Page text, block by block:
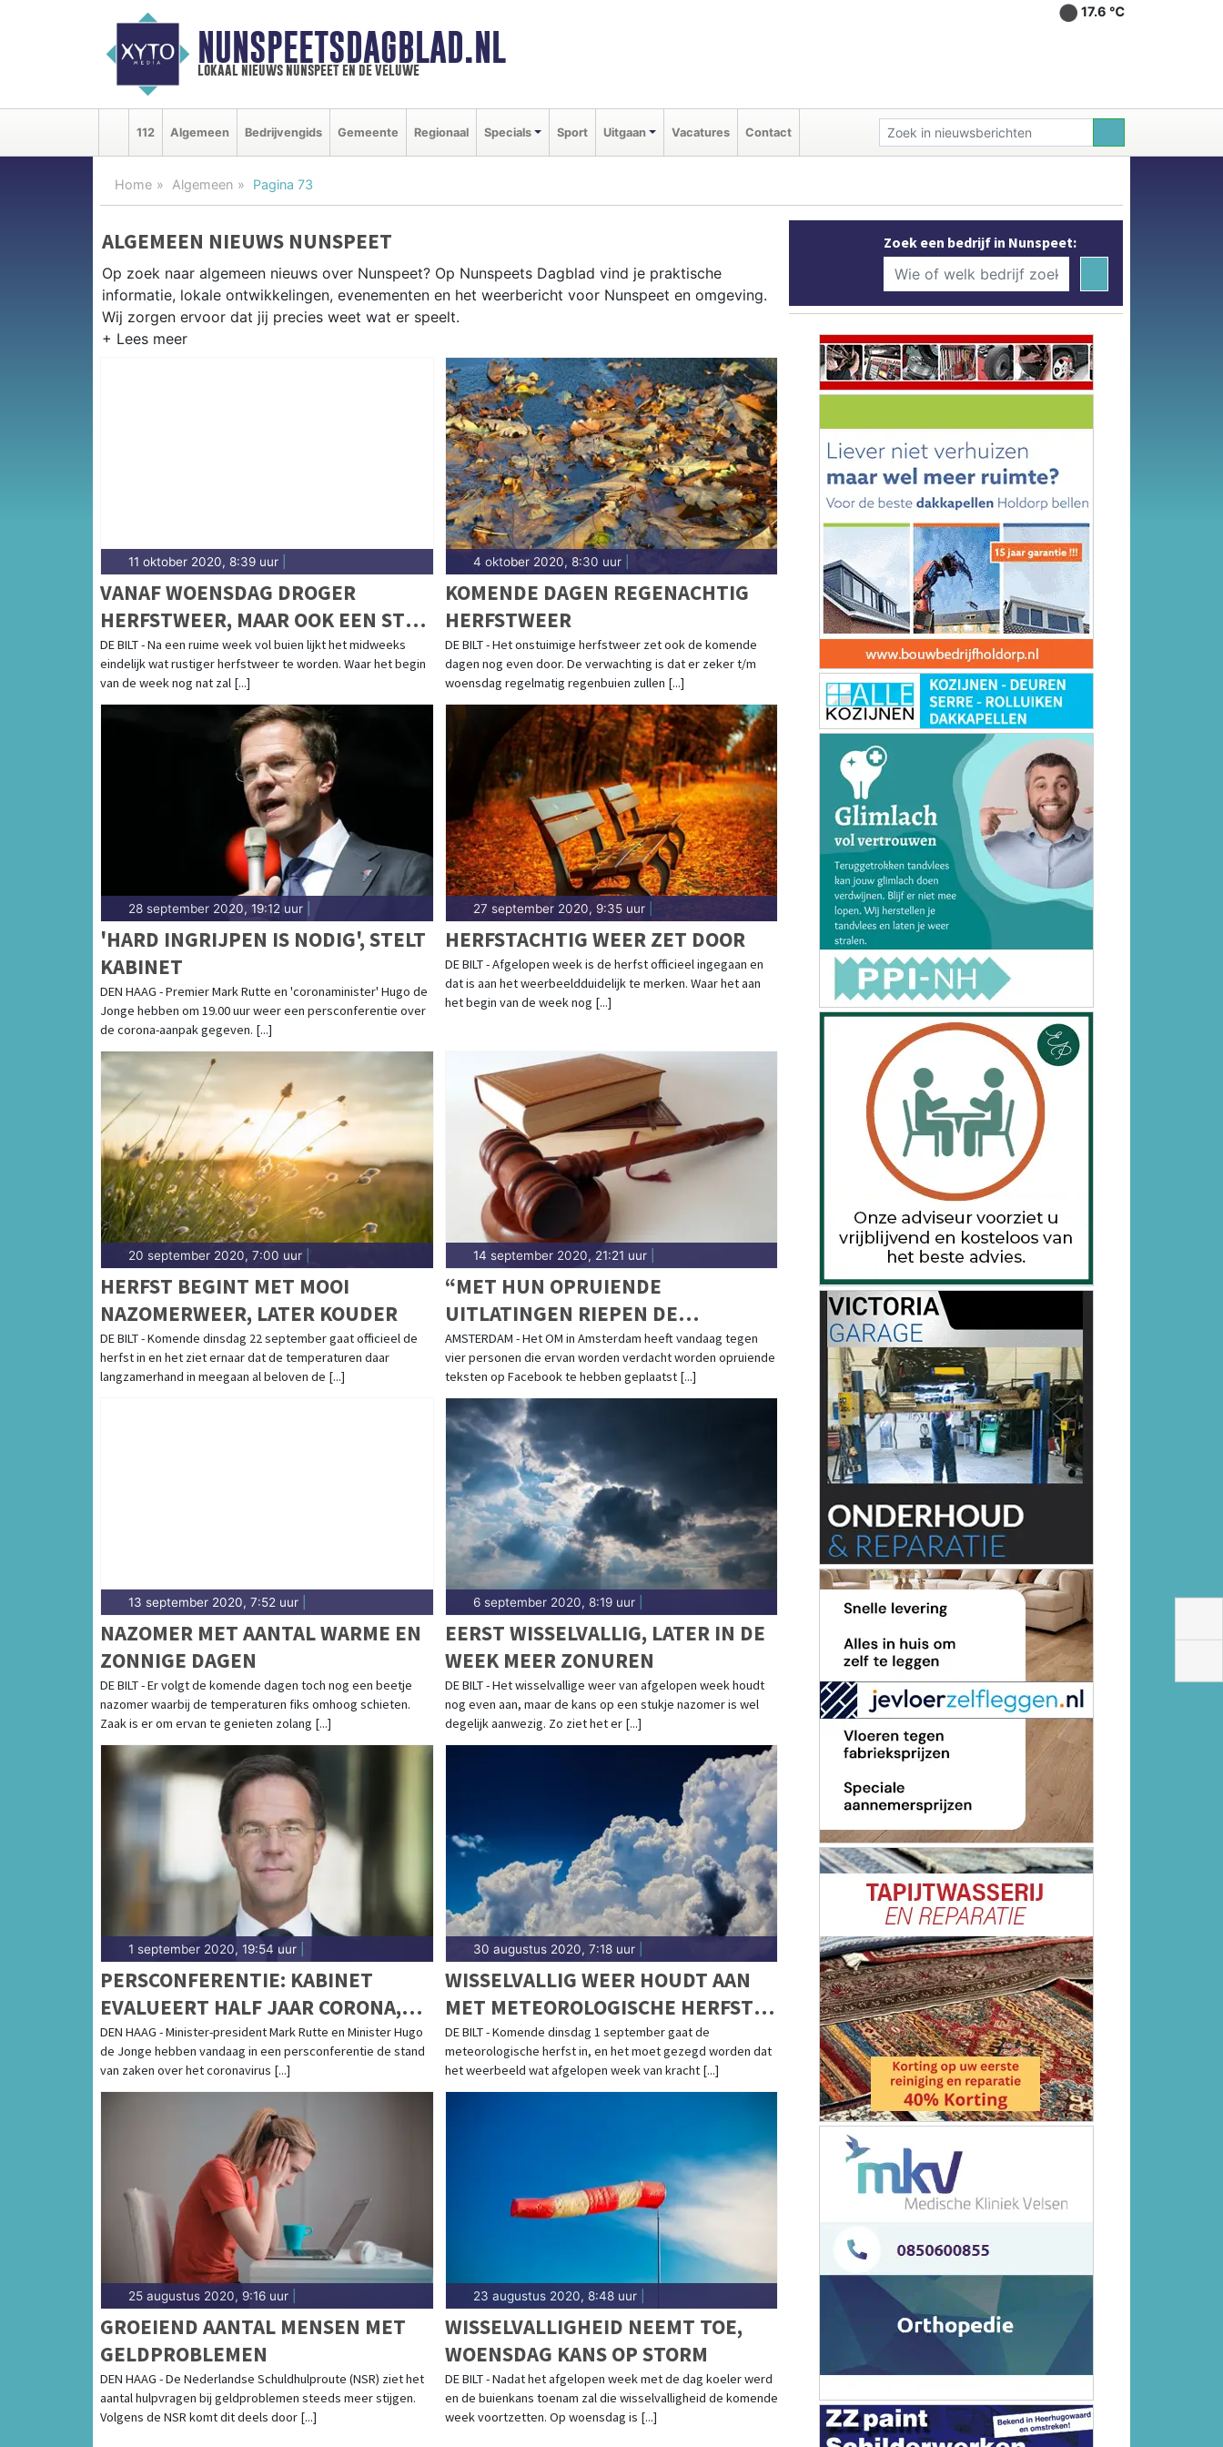
NUNSPEETSDAGBLAD.NL
lokaal nieuws nunspeet en de veluwe
17.6 ℃
112 Algemeen Bedrijvengids Gemeente Regionaal Specials Sport Uitgaan Vacatures Contact
Home Algemeen Pagina 73
ALGEMEEN NIEUWS NUNSPEET
Op zoek naar algemeen nieuws over Nunspeet? Op Nunspeets Dagblad vind je praktische
informatie, lokale ontwikkelingen, evenementen en het weerbericht voor Nunspeet en omgeving.
Wij zorgen ervoor dat jij precies weet wat er speelt.
PRAKTISCHE INFORMATIE NUNSPEET
Van werkzaamheden op de A28 en de heidewegen tot evenementen in Nunspeet centrum en het
11 oktober 2020, 8:39 uur
VANAF WOENSDAG DROGER
HERFSTWEER, MAAR OOK EEN STUK
FRISSER
DE BILT - Na een ruime week vol buien lijkt het midweeks
eindelijk wat rustiger herfstweer te worden. Waar het begin
van de week nog nat zal [...]
4 oktober 2020, 8:30 uur|
KOMENDE DAGEN REGENACHTIG
HERFSTWEER
DE BILT - Het onstuimige herfstweer zet ook de komende
dagen nog even door. De verwachting is dat er zeker t/m
woensdag regelmatig regenbuien zullen [...]
28 september 2020, 19:12 uur
'HARD INGRIJPEN IS NODIG', STELT
KABINET
DEN HAAG - Premier Mark Rutte en 'coronaminister' Hugo de
Jonge hebben om 19.00 uur weer een persconferentie over
de corona-aanpak gegeven. [...]
27 september 2020, 9:35 uur|
HERFSTACHTIG WEER ZET DOOR
DE BILT - Afgelopen week is de herfst officieel ingegaan en
dat is aan het weerbeeldduidelijk te merken. Waar het aan
het begin van de week nog [...]
20 september 2020, 7:00 uur
HERFST BEGINT MET MOOI
NAZOMERWEER, LATER KOUDER
DE BILT - Komende dinsdag 22 september gaat officieel de
herfst in en het ziet ernaar dat de temperaturen daar
langzamerhand in meegaan al beloven de [...]
14 september 2020, 21:21 uur|
“MET HUN OPRUIENDE
UITLATINGEN RIEPEN DE
VERDACHTEN OP TOT ZWAAR
GEWELD TEGEN
DEMONSTRANTEN”
AMSTERDAM - Het OM in Amsterdam heeft vandaag tegen
vier personen die ervan worden verdacht worden opruiende
teksten op Facebook te hebben geplaatst [...]
13 september 2020, 7:52 uur
NAZOMER MET AANTAL WARME EN
ZONNIGE DAGEN
DE BILT - Er volgt de komende dagen toch nog een beetje
nazomer waarbij de temperaturen fiks omhoog schieten.
Zaak is er om ervan te genieten zolang [...]
6 september 2020, 8:19 uur|
EERST WISSELVALLIG, LATER IN DE
WEEK MEER ZONUREN
DE BILT - Het wisselvallige weer van afgelopen week houdt
nog even aan, maar de kans op een stukje nazomer is wel
degelijk aanwezig. Zo ziet het er [...]
1 september 2020, 19:54 uur
PERSCONFERENTIE: KABINET
EVALUEERT HALF JAAR CORONA,
NAUWELIJKS NIEUWE
MAATREGELEN
DEN HAAG - Minister-president Mark Rutte en Minister Hugo
de Jonge hebben vandaag in een persconferentie de stand
van zaken over het coronavirus [...]
30 augustus 2020, 7:18 uur|
WISSELVALLIG WEER HOUDT AAN
MET METEOROLOGISCHE HERFST
OP KOMST
DE BILT - Komende dinsdag 1 september gaat de
meteorologische herfst in, en het moet gezegd worden dat
het weerbeeld wat afgelopen week van kracht [...]
25 augustus 2020, 9:16 uur
GROEIEND AANTAL MENSEN MET
GELDPROBLEMEN
DEN HAAG - De Nederlandse Schuldhulproute (NSR) ziet het
aantal hulpvragen bij geldproblemen steeds meer stijgen.
Volgens de NSR komt dit deels door [...]
23 augustus 2020, 8:48 uur|
WISSELVALLIGHEID NEEMT TOE,
WOENSDAG KANS OP STORM
DE BILT - Nadat het afgelopen week met de dag koeler werd
en de buienkans toenam zal die wisselvalligheid de komende
week voortzetten. Op woensdag is [...]
Zoek een bedrijf in Nunspeet: